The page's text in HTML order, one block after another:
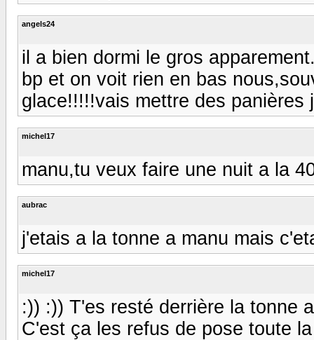
angels24
il a bien dormi le gros
bp et on voit rien en bas
glace!!!!!vais mettre des
michel17
manu,tu veux faire une nuit a la
aubrac
j'etais a la tonne a manu mais
michel17
:)) :)) T'es resté derrière la tonne
C'est ça les refus de pose toute